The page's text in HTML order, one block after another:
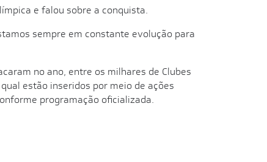
e falou sobre a conquista.
sempre em constante evolução para
no ano, entre os milhares de Clubes
estão inseridos por meio de ações
programação oficializada.